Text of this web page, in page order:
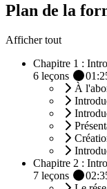
Plan de la
Afficher tout
Chapitre 1 :
6 leçons
À
Chapitre 2 :
7 leçons